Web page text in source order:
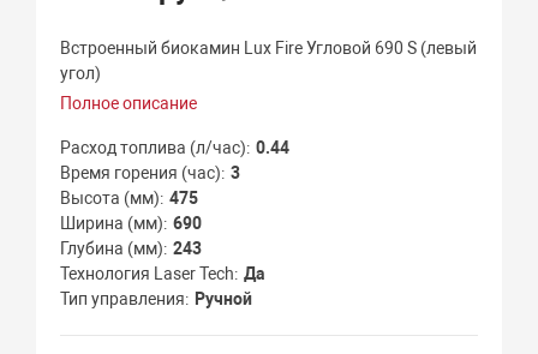
Встроенный биокамин Lux Fire Угловой 690 S (левый
угол)
Полное описание
Расход топлива (л/час) 0.44
Время горения (час) 3
Высота (мм) 475
Ширина (мм) 690
Глубина (мм) 243
Технология Laser Tech Да
Тип управления
Ручной